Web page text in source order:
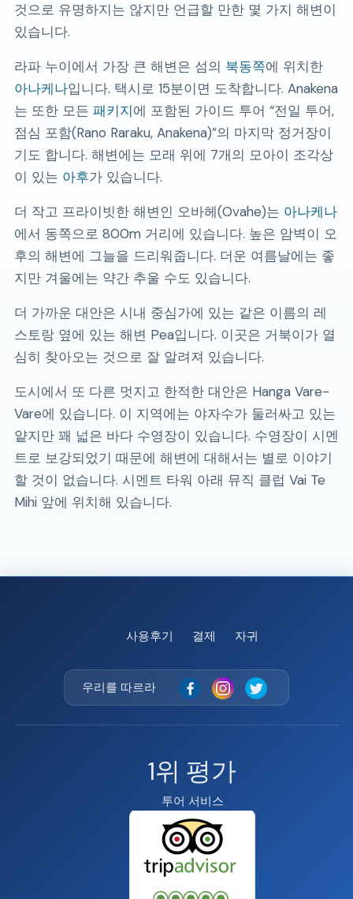
것으로 유명하지는 않지만 언급할 만한 몇 가지 해변이
있습니다.
라파 누이에서 가장 큰 해변은 섬의 북동쪽에 위치한
아나케나입니다. 택시로 15분이면 도착합니다. Anakena
는 또한 모든 패키지에 포함된 가이드 투어 전일 투어,
점심 포함(Rano Raraku, Anakena) 의 마지막 정거장이
기도 합니다. 해변에는 모래 위에 7개의 모아이 조각상
이 있는 아후가 있습니다.
더 작고 프라이빗한 해변인 오바헤(Ovahe)는 아나케나
에서 동쪽으로 800m 거리에 있습니다. 높은 암벽이 오
후의 해변에 그늘을 드리워줍니다. 더운 여름날에는 좋
지만 겨울에는 약간 추울 수도 있습니다.
더 가까운 대안은 시내 중심가에 있는 같은 이름의 레
스토랑 옆에 있는 해변 Pea입니다. 이곳은 거북이가 열
심히 찾아오는 것으로 잘 알려져 있습니다.
도시에서 또 다른 멋지고 한적한 대안은 Hanga Vare-
Vare에 있습니다. 이 지역에는 야자수가 둘러싸고 있는
얕지만 꽤 넓은 바다 수영장이 있습니다. 수영장이 시멘
트로 보강되었기 때문에 해변에 대해서는 별로 이야기
할 것이 없습니다. 시멘트 타워 아래 뮤직 클럽 Vai Te
Mihi 앞에 위치해 있습니다.
사용후기 결제 자귀
우리를 따르라
1위 평가
투어 서비스